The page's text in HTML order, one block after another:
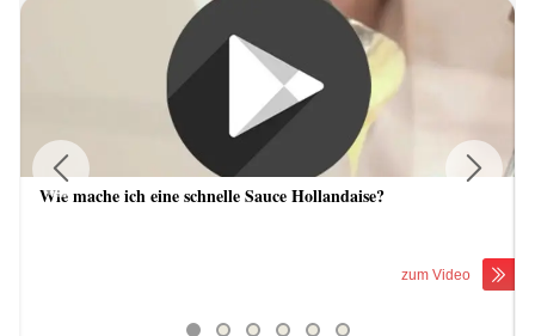
Wie mache ich eine schnelle Sauce Hollandaise?
zum Video
Previous